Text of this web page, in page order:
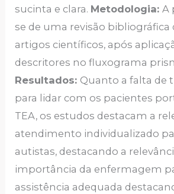
sucinta e clara. Metodologia:A
se de uma revisão bibliográfica
artigos científicos, após
descritores no fluxograma
Resultados: Quanto a falta de
para lidar com os pacientes
TEA, os estudos destacam a
atendimento individualizado
autistas, destacando a
importância da enfermagem
assistência adequada